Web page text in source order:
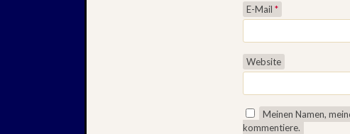
E-Mail *
Website
Meinen Namen,
kommentiere.